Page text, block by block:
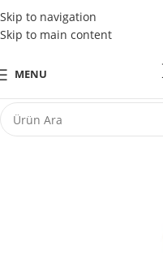
Skip to navigation
Skip to main content
Tüm Kredi Kartlarına
MENU